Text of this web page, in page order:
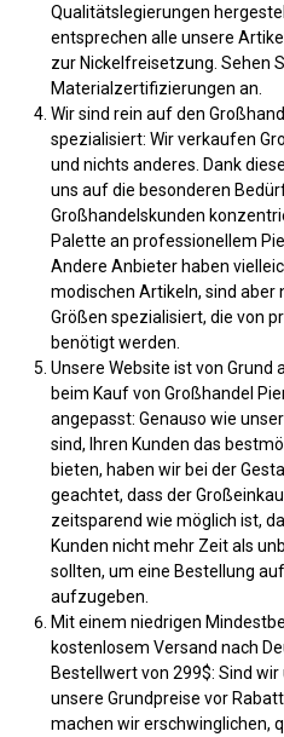
Qualitätslegierungen
entsprechen alle unsere
zur Nickelfreisetzung. Sehen
Materialzertifizierungen an.
Wir sind rein auf den
spezialisiert: Wir verkaufen
und nichts anderes. Dank
uns auf die besonderen
Großhandelskunden
Palette an professionellem
Andere Anbieter haben
modischen Artikeln, sind aber
Größen spezialisiert, die von
benötigt werden.
Unsere Website ist von
beim Kauf von Großhandel
angepasst: Genauso wie
sind, Ihren Kunden das
bieten, haben wir bei der
geachtet, dass der
zeitsparend wie möglich ist,
Kunden nicht mehr Zeit als
sollten, um eine Bestellung
aufzugeben.
Mit einem niedrigen
kostenlosem Versand nach
Bestellwert von 299$: Sind
unsere Grundpreise vor
machen wir erschwinglichen,